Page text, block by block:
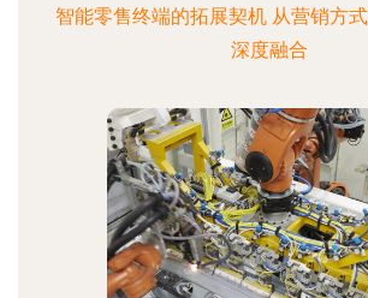
智能零售终端的拓展契机 从营销方
深度融合